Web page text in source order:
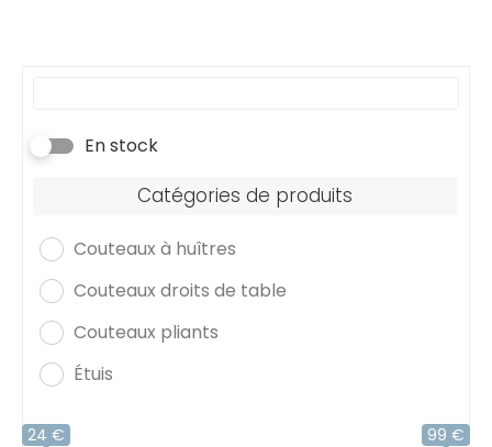
En stock
Catégories de produits
Couteaux à huîtres
Couteaux droits de table
Couteaux pliants
Étuis
24 € 99 €